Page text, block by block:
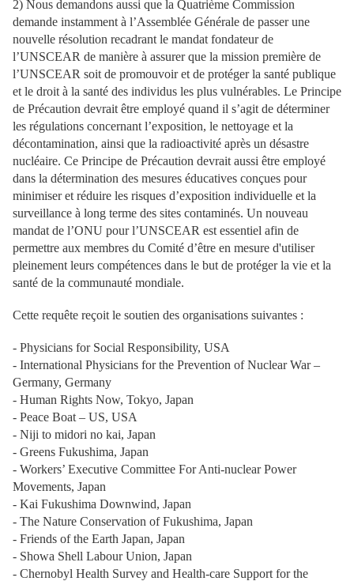
2) Nous demandons aussi que la Quatrième Commission
demande instamment à l’Assemblée Générale de passer une
nouvelle résolution recadrant le mandat fondateur de
l’UNSCEAR de manière à assurer que la mission première de
l’UNSCEAR soit de promouvoir et de protéger la santé publique
et le droit à la santé des individus les plus vulnérables. Le Principe
de Précaution devrait être employé quand il s’agit de déterminer
les régulations concernant l’exposition, le nettoyage et la
décontamination, ainsi que la radioactivité après un désastre
nucléaire. Ce Principe de Précaution devrait aussi être employé
dans la détermination des mesures éducatives conçues pour
minimiser et réduire les risques d’exposition individuelle et la
surveillance à long terme des sites contaminés. Un nouveau
mandat de l’ONU pour l’UNSCEAR est essentiel afin de
permettre aux membres du Comité d’être en mesure d'utiliser
pleinement leurs compétences dans le but de protéger la vie et la
santé de la communauté mondiale.
Cette requête reçoit le soutien des organisations suivantes :
- Physicians for Social Responsibility, USA
- International Physicians for the Prevention of Nuclear War –
Germany, Germany
- Human Rights Now, Tokyo, Japan
- Peace Boat – US, USA
- Niji to midori no kai, Japan
- Greens Fukushima, Japan
- Workers’ Executive Committee For Anti-nuclear Power
Movements, Japan
- Kai Fukushima Downwind, Japan
- The Nature Conservation of Fukushima, Japan
- Friends of the Earth Japan, Japan
- Showa Shell Labour Union, Japan
- Chernobyl Health Survey and Health-care Support for the